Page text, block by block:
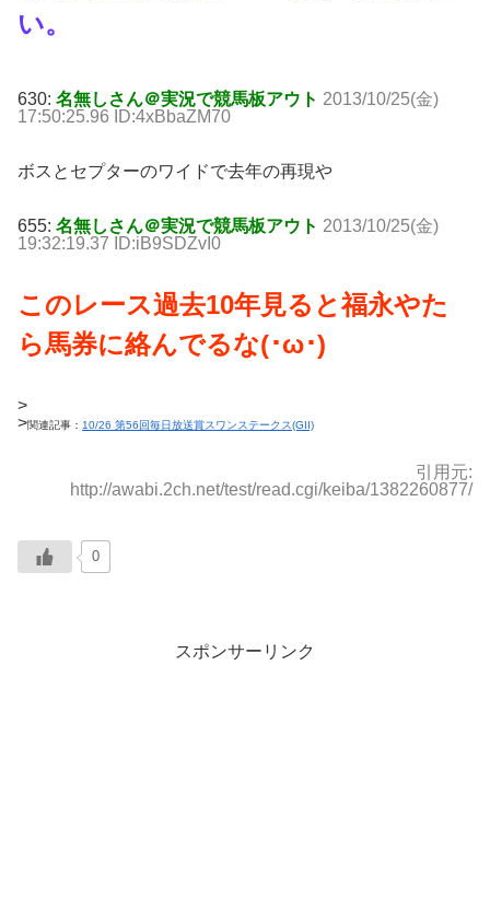
い。
630: 名無しさん＠実況で競馬板アウト 2013/10/25(金)
17:50:25.96 ID:4xBbaZM70
ボスとセプターのワイドで去年の再現や
655: 名無しさん＠実況で競馬板アウト 2013/10/25(金)
19:32:19.37 ID:iB9SDZvI0
このレース過去10年見ると福永やた
ら馬券に絡んでるな(･ω･)
>
>関連記事： 10/26 第56回毎日放送賞スワンステークス(GII)
引用元:
http://awabi.2ch.net/test/read.cgi/keiba/1382260877/
0
スポンサーリンク